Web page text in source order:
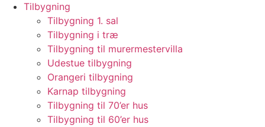
Tilbygning
Tilbygning 1. sal
Tilbygning i træ
Tilbygning til murermestervilla
Udestue tilbygning
Orangeri tilbygning
Karnap tilbygning
Tilbygning til 70’er hus
Tilbygning til 60’er hus